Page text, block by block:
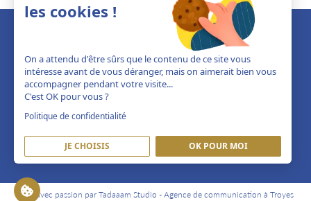
Créé avec passion par Tadaaam Studio -Agence de communication à Troyes
les cookies !
On a attendu d'être sûrs que le contenu de ce site vous
intéresse avant de vous déranger, mais on aimerait bien vous
accompagner pendant votre visite...
C'est OK pour vous ?
Politique de confidentialité
JE CHOISIS OK POUR MOI